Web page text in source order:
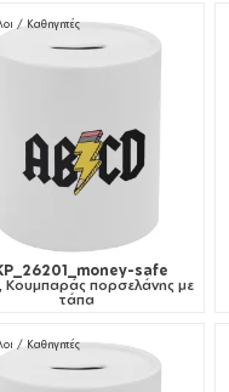
/ Καθηγητές
safe
Κουμπαράς πορσελάνης με
τάπα
/ Καθηγητές